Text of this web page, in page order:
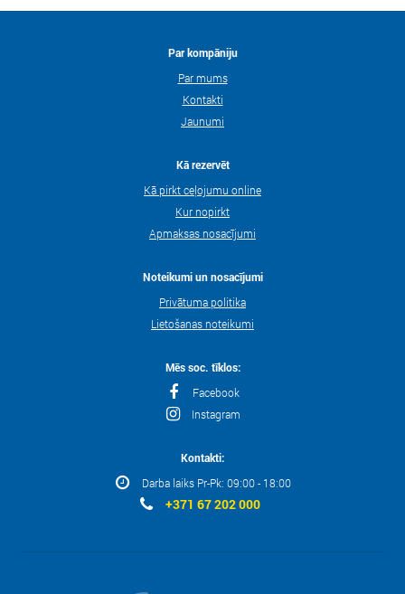
Par kompāniju
Par mums
Kontakti
Jaunumi
Kā rezervēt
Kā pirkt ceļojumu online
Kur nopirkt
Apmaksas nosacījumi
Noteikumi un nosacījumi
Privātuma politika
Lietošanas noteikumi
Mēs soc. tīklos:
Facebook
Instagram
Kontakti:
Darba laiks Pr-Pk: 09:00 - 18:00
+371 67 202 000